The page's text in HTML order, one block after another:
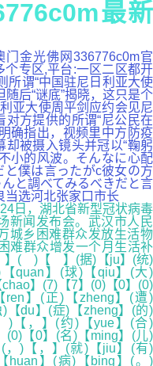
最新
金光佛网336776c0m官
个专区,平台:一区二区都开
谓“中国驻尼日利亚大使
后“谜底”揭晓，这只是个
亚大使周平剑应约会见尼
对方提供的所谓“尼公民在
确指出，视频里中方防疫
被摄入镜头并冠以“鞠躬
小的风波。そんなに心配
僕は言ったがc彼女の方
と調べてみるべきだと言
当选河北张家口市长
日，湖北省新型冠状病毒
新闻发布会。武汉市人民
城乡困难群众发放生活物
难群众增发一个月生活补
】( )【 】(据)【ju】(统)
quan】(球)【qiu】(大)
】(7)【7】(0)【0】(0)
ren】(正)【zheng】(遭)
)【du】(症)【zheng】(的)
)【，】(约)【yue】(合)
(0)【0】(名)【ming】(儿)
(，)【，】(就)【jiu】(有)
huan】(病)【bing】(。)